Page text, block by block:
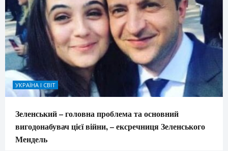
УКРАЇНА І СВІТ
Зеленський – головна проблема та основний
вигодонабувач цієї війни, – ексречниця Зеленського
Мендель